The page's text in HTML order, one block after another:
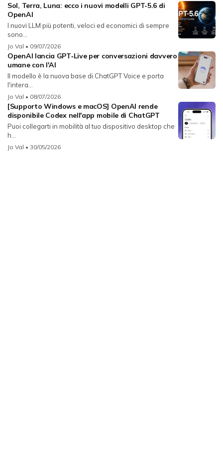
Sol, Terra, Luna: ecco i nuovi modelli GPT-5.6 di
OpenAI
I nuovi LLM più potenti, veloci ed economici di sempre
sono...
Jo Val • 09/07/2026
OpenAI lancia GPT‑Live per conversazioni davvero
umane con l'AI
Il modello è la nuova base di ChatGPT Voice e porta
l'intera...
Jo Val • 08/07/2026
[Supporto Windows e macOS] OpenAI rende
disponibile Codex nell'app mobile di ChatGPT
Puoi collegarti in mobilità al tuo dispositivo desktop che
h...
Jo Val • 30/05/2026